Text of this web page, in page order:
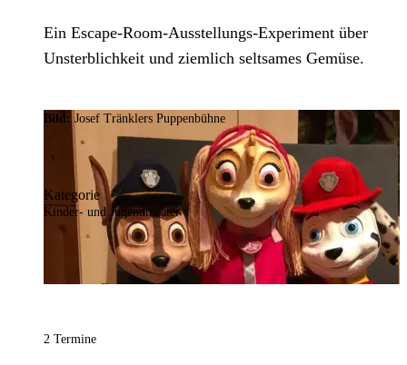
Ein Escape-Room-Ausstellungs-Experiment über
Unsterblichkeit und ziemlich seltsames Gemüse.
Bild:Josef Tränklers Puppenbühne
Kategorie
Kinder- und Jugendtheater
2 Termine